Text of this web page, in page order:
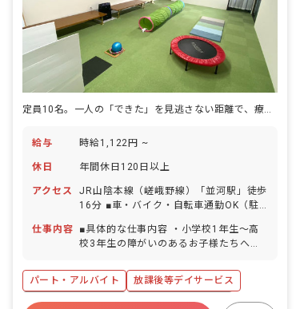
定員10名。一人の「できた」を見逃さない距離で、療育に向き合えます。
給与 時給1,122円 ~
休日 年間休日120日以上
アクセス
JR山陰本線（嵯峨野線）「並河駅」徒歩
16分 ■車・バイク・自転車通勤OK（駐
仕事内容
■具体的な仕事内容 ・小学校1年生～高
校3年生の障がいのあるお子様たちへの
などの送迎業務 ・個別支援計画に基づい
た、個別トレーニング・集団トレーニン
グ ・連絡帳記入 ・保護者対応 ■保育理
パート・アルバイト
放課後等デイサービス
年間休日120日以上
ボーナス・賞与あり